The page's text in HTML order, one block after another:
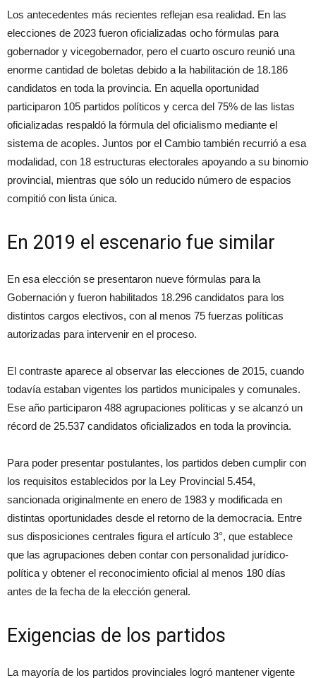
Los antecedentes más recientes reflejan esa realidad. En las
elecciones de 2023 fueron oficializadas ocho fórmulas para
gobernador y vicegobernador, pero el cuarto oscuro reunió una
enorme cantidad de boletas debido a la habilitación de 18.186
candidatos en toda la provincia. En aquella oportunidad
participaron 105 partidos políticos y cerca del 75% de las listas
oficializadas respaldó la fórmula del oficialismo mediante el
sistema de acoples. Juntos por el Cambio también recurrió a esa
modalidad, con 18 estructuras electorales apoyando a su binomio
provincial, mientras que sólo un reducido número de espacios
compitió con lista única.
En 2019 el escenario fue similar
En esa elección se presentaron nueve fórmulas para la
Gobernación y fueron habilitados 18.296 candidatos para los
distintos cargos electivos, con al menos 75 fuerzas políticas
autorizadas para intervenir en el proceso.
El contraste aparece al observar las elecciones de 2015, cuando
todavía estaban vigentes los partidos municipales y comunales.
Ese año participaron 488 agrupaciones políticas y se alcanzó un
récord de 25.537 candidatos oficializados en toda la provincia.
Para poder presentar postulantes, los partidos deben cumplir con
los requisitos establecidos por la Ley Provincial 5.454,
sancionada originalmente en enero de 1983 y modificada en
distintas oportunidades desde el retorno de la democracia. Entre
sus disposiciones centrales figura el artículo 3°, que establece
que las agrupaciones deben contar con personalidad jurídico-
política y obtener el reconocimiento oficial al menos 180 días
antes de la fecha de la elección general.
Exigencias de los partidos
La mayoría de los partidos provinciales logró mantener vigente